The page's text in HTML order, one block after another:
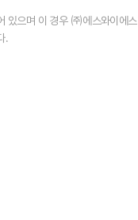
있으며 이 경우 ㈜에스와이에
.